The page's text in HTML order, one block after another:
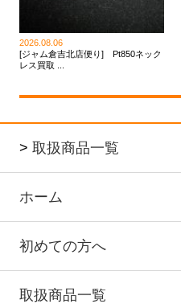
2026.08.06
[ジャム倉吉北店便り] Pt850ネック
レス買取 ...
> 取扱商品一覧
ホーム
初めての方へ
取扱商品一覧